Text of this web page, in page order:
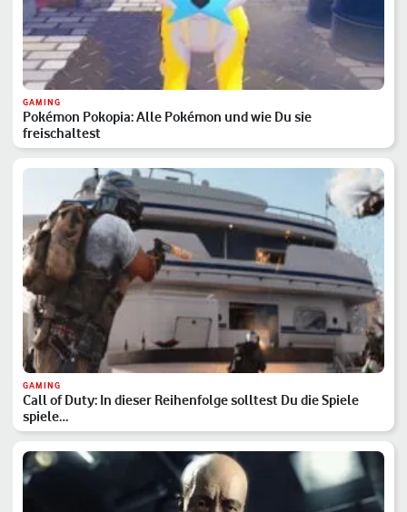
GAMING
Pokémon Pokopia: Alle Pokémon und wie Du sie
freischaltest
GAMING
Call of Duty: In dieser Reihenfolge solltest Du die Spiele
spiele…